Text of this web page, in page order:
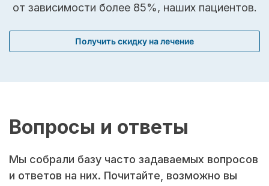
от зависимости более 85%, наших пациентов.
Получить скидку на лечение
Вопросы и ответы
Мы собрали базу часто задаваемых вопросов
и ответов на них. Почитайте, возможно вы